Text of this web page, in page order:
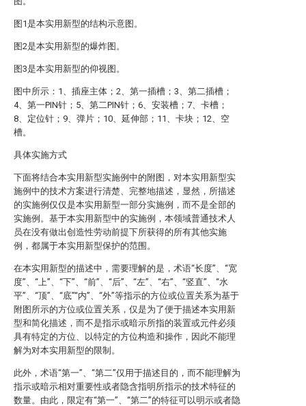
图1是本实用新型的结构示意图。
图2是本实用新型的爆炸图。
图3是本实用新型的仰视图。
图中所示：1、插座主体；2、第一插槽；3、第二插槽；
4、第一PIN针；5、第二PIN针；6、安装槽；7、卡槽；
8、定位针；9、弹片；10、延伸部；11、卡块；12、空
槽。
具体实施方式
下面将结合本实用新型实施例中的附图，对本实用新型实
施例中的技术方案进行清楚、完整地描述，显然，所描述
的实施例仅仅是本实用新型一部分实施例，而不是全部的
实施例。基于本实用新型中的实施例，本领域普通技术人
员在没有做出创造性劳动前提下所获得的所有其他实施
例，都属于本实用新型保护的范围。
在本实用新型的描述中，需要理解的是，术语“长度”、“宽
度”、“上”、“下”、“前”、“后”、“左”、“右”、“竖直”、“水
平”、“顶”、“底”“内”、“外”等指示的方位或位置关系为基于
附图所示的方位或位置关系，仅是为了便于描述本实用新
型和简化描述，而不是指示或暗示所指的装置或元件必须
具有特定的方位、以特定的方位构造和操作，因此不能理
解为对本实用新型的限制。
此外，术语“第一”、“第二”仅用于描述目的，而不能理解为
指示或暗示相对重要性或者隐含指明所指示的技术特征的
数量。由此，限定有“第一”、“第二”的特征可以明示或者隐